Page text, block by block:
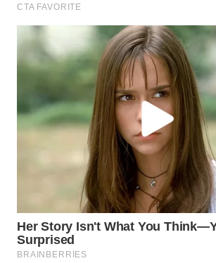
WAHANA
WAHANA
WAHANA
INFRASTRUKTUR
WAHANA
KONSUMEN